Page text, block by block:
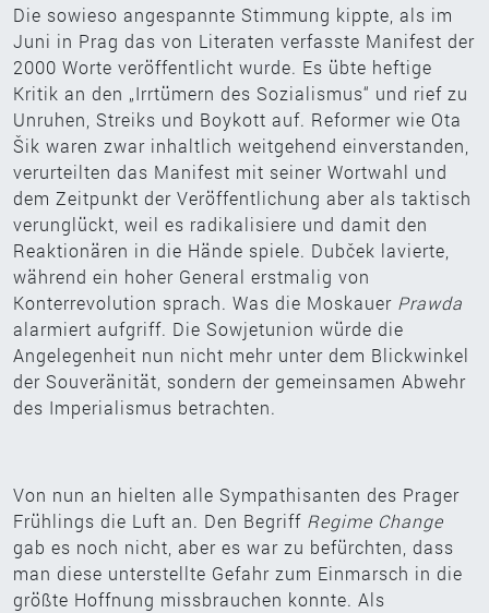
Die sowieso angespannte Stimmung kippte, als im
Juni in Prag das von Literaten verfasste Manifest der
2000 Worte veröffentlicht wurde. Es übte heftige
Kritik an den „Irrtümern des Sozialismus“ und rief zu
Unruhen, Streiks und Boykott auf. Reformer wie Ota
Šik waren zwar inhaltlich weitgehend einverstanden,
verurteilten das Manifest mit seiner Wortwahl und
dem Zeitpunkt der Veröffentlichung aber als taktisch
verunglückt, weil es radikalisiere und damit den
Reaktionären in die Hände spiele. Dubček lavierte,
während ein hoher General erstmalig von
Konterrevolution sprach. Was die Moskauer Prawda
alarmiert aufgriff. Die Sowjetunion würde die
Angelegenheit nun nicht mehr unter dem Blickwinkel
der Souveränität, sondern der gemeinsamen Abwehr
des Imperialismus betrachten.
Von nun an hielten alle Sympathisanten des Prager
Frühlings die Luft an. Den Begriff Regime Change
gab es noch nicht, aber es war zu befürchten, dass
man diese unterstellte Gefahr zum Einmarsch in die
größte Hoffnung missbrauchen konnte. Als